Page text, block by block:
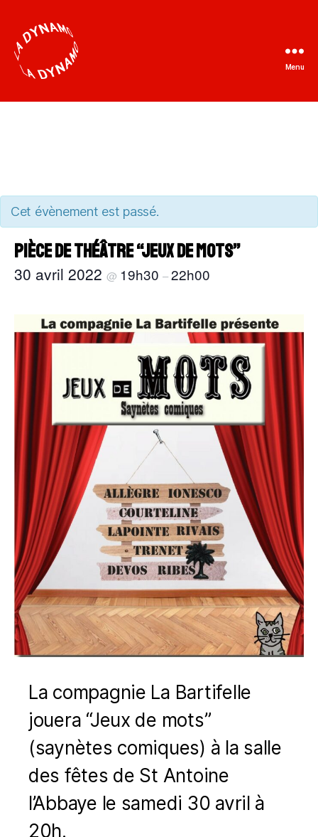
Dynamo
Menu
Cet évènement est passé.
Pièce de théâtre “Jeux de mots”
30 avril 2022 @ 19h30 –22h00
La compagnie La Bartifelle
jouera “Jeux de mots”
(saynètes comiques) à la salle
des fêtes de St Antoine
l’Abbaye le samedi 30 avril à
20h.